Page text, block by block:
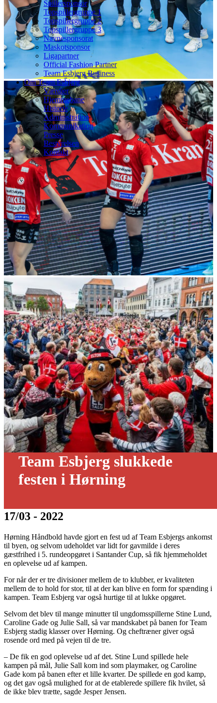
Spillersponsor
Topspillergruppe 1
Topspillergruppe 2
Topspillergruppe 3
Navnesponsorat
Maskotsponsor
Ligapartner
Official Fashion Partner
Team Esbjerg Business
Om Team Esbjerg
Værdier
Hjemmebane
Historie
Administration
Kommunikation
Presse
Bestyrelsen
Kontakt
Team Esbjerg slukkede
festen i Hørning
17/03 - 2022
Hørning Håndbold havde gjort en fest ud af Team Esbjergs ankomst
til byen, og selvom udeholdet var lidt for gavmilde i deres
gæstfrihed i 5. rundeopgøret i Santander Cup, så fik hjemmeholdet
en oplevelse ud af kampen.
For når der er tre divisioner mellem de to klubber, er kvaliteten
mellem de to hold for stor, til at der kan blive en form for spænding i
kampen. Team Esbjerg var også hurtige til at lukke opgøret.
Selvom det blev til mange minutter til ungdomsspillerne Stine Lund,
Caroline Gade og Julie Sall, så var mandskabet på banen for Team
Esbjerg stadig klasser over Hørning. Og cheftræner giver også
rosende ord med på vejen til de tre.
– De fik en god oplevelse ud af det. Stine Lund spillede hele
kampen på mål, Julie Sall kom ind som playmaker, og Caroline
Gade kom på banen efter et lille kvarter. De spillede en god kamp,
og det gav også mulighed for at de etablerede spillere fik hvilet, så
de ikke blev trætte, sagde Jesper Jensen.